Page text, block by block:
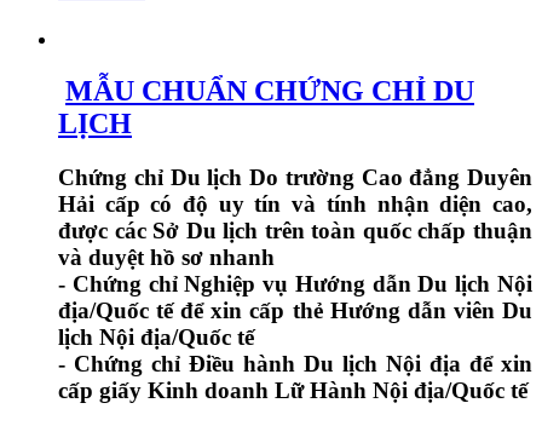
MẪU CHUẨN CHỨNG CHỈ DU
LỊCH
Chứng chỉ Du lịch Do trường Cao đẳng Duyên
Hải cấp có độ uy tín và tính nhận diện cao,
được các Sở Du lịch trên toàn quốc chấp thuận
và duyệt hồ sơ nhanh
- Chứng chỉ Nghiệp vụ Hướng dẫn Du lịch Nội
địa/Quốc tế để xin cấp thẻ Hướng dẫn viên Du
lịch Nội địa/Quốc tế
- Chứng chỉ Điều hành Du lịch Nội địa để xin
cấp giấy Kinh doanh Lữ Hành Nội địa/Quốc tế